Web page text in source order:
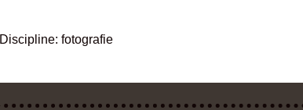
Discipline: fotografie